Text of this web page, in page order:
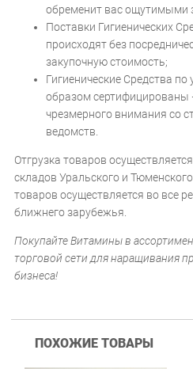
обременит вас ощутимыми
Поставки Гигиенических
происходят без
закупочную стоимость;
Гигиенические Средства
образом сертифицированы
чрезмерного внимания со
ведомств.
Отгрузка товаров
складов Уральского и
товаров осуществляется во все
ближнего зарубежья.
Покупайте Витамины в
торговой сети для наращивания
бизнеса!
ПОХОЖИЕ ТОВАРЫ